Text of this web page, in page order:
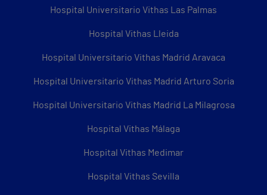
Hospital Universitario Vithas Las Palmas
Hospital Vithas Lleida
Hospital Universitario Vithas Madrid Aravaca
Hospital Universitario Vithas Madrid Arturo Soria
Hospital Universitario Vithas Madrid La Milagrosa
Hospital Vithas Málaga
Hospital Vithas Medimar
Hospital Vithas Sevilla